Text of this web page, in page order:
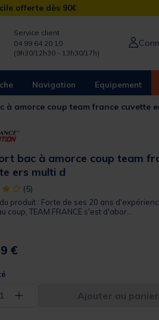
offerte dès 90€
Service client
04 99 64 20 10
(9h30/12h30 - 13h30/17h)
Navigation Equipement
à amorce coup team france cuvette
bac à amorce coup team
ers multi d
out of 5 Customer Rating
(5)
produit : Forte de ses 20 ans
coup, TEAM FRANCE s'est d'abor...
€
1 + Ajouter au panier